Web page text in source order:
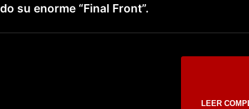
su enorme “Final Front”.
LEER